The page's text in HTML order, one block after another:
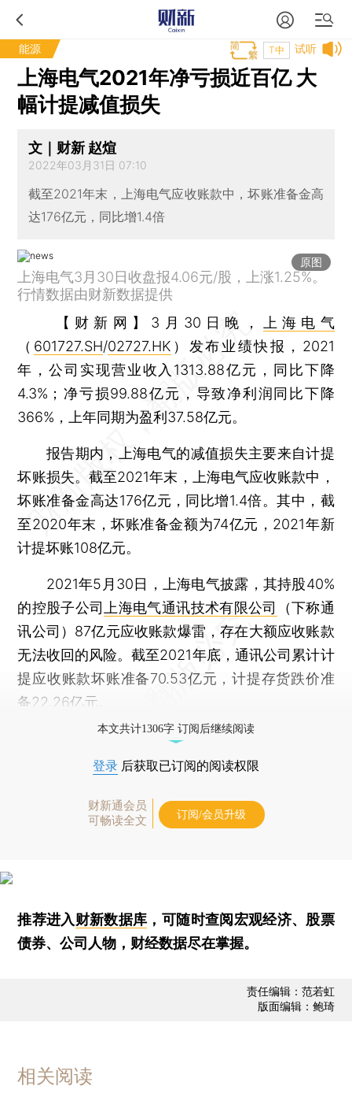
能源 试听
T中
上海电气2021年净亏损近百亿 大
幅计提减值损失
文｜财新 赵煊
2022年03月31日 07:10
截至2021年末，上海电气应收账款中，坏账准备金高
达176亿元，同比增1.4倍
原图
上海电气3月30日收盘报4.06元/股，上涨1.25%。
行情数据由财新数据提供
【财新网】 3月30日晚，
上海电气
（ 601727.SH/02727.HK ）发布业绩快报，2021
年，公司实现营业收入1313.88亿元，同比下降
4.3%；净亏损99.88亿元，导致净利润同比下降
366%，上年同期为盈利37.58亿元。
报告期内，上海电气的减值损失主要来自计提
坏账损失。截至2021年末，上海电气应收账款中，
坏账准备金高达176亿元，同比增1.4倍。其中，截
至2020年末，坏账准备金额为74亿元，2021年新
计提坏账108亿元。
2021年5月30日，上海电气披露，其持股40%
的控股子公司
上海电气通讯技术有限公司
（下称通
讯公司）87亿元应收账款爆雷，存在大额应收账款
无法收回的风险。截至2021年底，通讯公司累计计
提应收账款坏账准备70.53亿元，计提存货跌价准
备22.26亿元。
本文共计1306字 订阅后继续阅读
登录 后获取已订阅的阅读权限
财新通会员
可畅读全文
订阅/会员升级
推荐进入财新数据库 ，可随时查阅宏观经济、股票
债券、公司人物，财经数据尽在掌握。
责任编辑：范若虹
版面编辑：鲍琦
相关阅读